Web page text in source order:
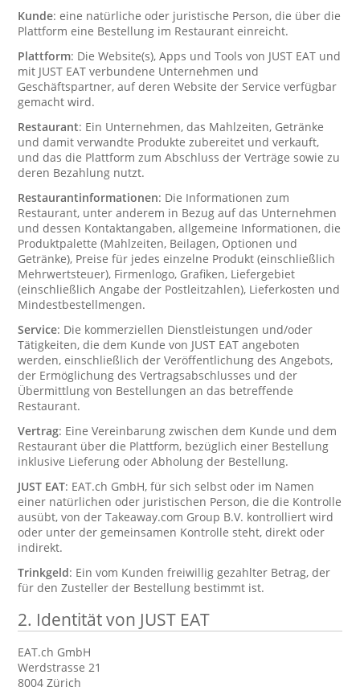
Kunde: eine natürliche oder juristische Person, die über die
Plattform eine Bestellung im Restaurant einreicht.
Plattform: Die Website(s), Apps und Tools von JUST EAT und
mit JUST EAT verbundene Unternehmen und
Geschäftspartner, auf deren Website der Service verfügbar
gemacht wird.
Restaurant: Ein Unternehmen, das Mahlzeiten, Getränke
und damit verwandte Produkte zubereitet und verkauft,
und das die Plattform zum Abschluss der Verträge sowie zu
deren Bezahlung nutzt.
Restaurantinformationen: Die Informationen zum
Restaurant, unter anderem in Bezug auf das Unternehmen
und dessen Kontaktangaben, allgemeine Informationen, die
Produktpalette (Mahlzeiten, Beilagen, Optionen und
Getränke), Preise für jedes einzelne Produkt (einschließlich
Mehrwertsteuer), Firmenlogo, Grafiken, Liefergebiet
(einschließlich Angabe der Postleitzahlen), Lieferkosten und
Mindestbestellmengen.
Service: Die kommerziellen Dienstleistungen und/oder
Tätigkeiten, die dem Kunde von JUST EAT angeboten
werden, einschließlich der Veröffentlichung des Angebots,
der Ermöglichung des Vertragsabschlusses und der
Übermittlung von Bestellungen an das betreffende
Restaurant.
Vertrag: Eine Vereinbarung zwischen dem Kunde und dem
Restaurant über die Plattform, bezüglich einer Bestellung
inklusive Lieferung oder Abholung der Bestellung.
JUST EAT: EAT.ch GmbH, für sich selbst oder im Namen
einer natürlichen oder juristischen Person, die die Kontrolle
ausübt, von der Takeaway.com Group B.V. kontrolliert wird
oder unter der gemeinsamen Kontrolle steht, direkt oder
indirekt.
Trinkgeld: Ein vom Kunden freiwillig gezahlter Betrag, der
für den Zusteller der Bestellung bestimmt ist.
2. Identität von JUST EAT
EAT.ch GmbH
Werdstrasse 21
8004 Zürich